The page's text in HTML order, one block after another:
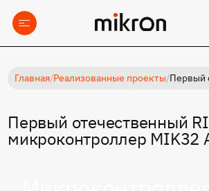
Главная/Реализованные проекты/Первый
Первый отечественный
микроконтроллер MIK32